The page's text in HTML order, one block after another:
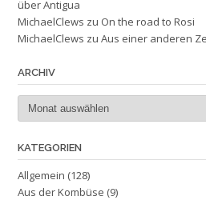
über Antigua
MichaelClews zu On the road to Rosi
MichaelClews zu Aus einer anderen
ARCHIV
Archiv
KATEGORIEN
Allgemein (128)
Aus der Kombüse (9)